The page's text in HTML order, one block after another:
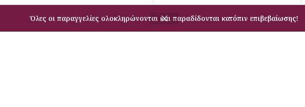
Όλες οι παραγγελίες ολοκληρώνονται και παραδίδονται κατόπιν επιβεβαίωσης!